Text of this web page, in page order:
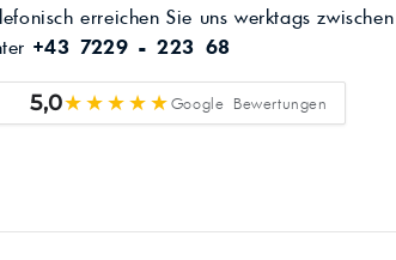
erreichen Sie uns werktags
+43 7229 - 223 68
5,0★★★★★Google Bewertungen